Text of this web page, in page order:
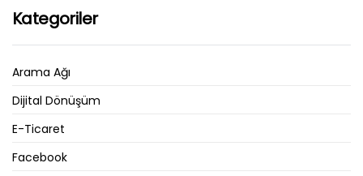
Kategoriler
Arama Ağı
Dijital Dönüşüm
E-Ticaret
Facebook